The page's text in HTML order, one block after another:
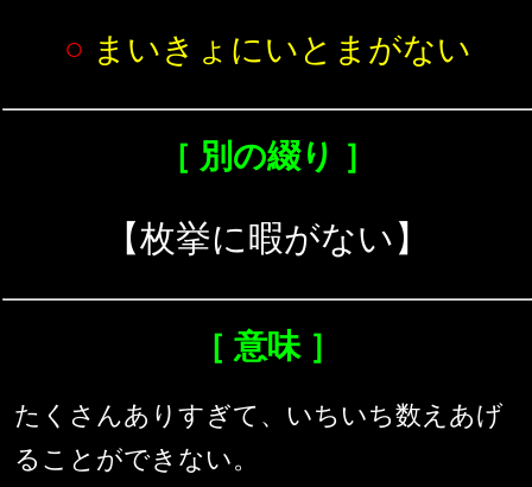
○ まいきょにいとまがない
［ 別の綴り ］
【枚挙に暇がない】
［ 意味 ］
たくさんありすぎて、いちいち数えあげ
ることができない。